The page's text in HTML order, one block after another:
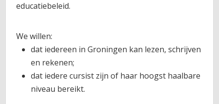
educatiebeleid.
We willen:
dat iedereen in Groningen kan lezen, schrijven
en rekenen;
dat iedere cursist zijn of haar hoogst haalbare
niveau bereikt.